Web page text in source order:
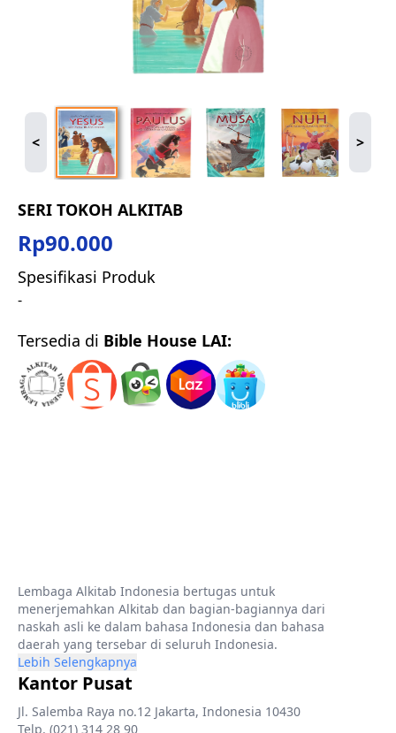
< >
SERI TOKOH ALKITAB
Rp90.000
Spesifikasi Produk
-
Tersedia di Bible House LAI:
Lembaga Alkitab Indonesia bertugas untuk
menerjemahkan Alkitab dan bagian-bagiannya dari
naskah asli ke dalam bahasa Indonesia dan bahasa
daerah yang tersebar di seluruh Indonesia.
Lebih Selengkapnya
Kantor Pusat
Jl. Salemba Raya no.12 Jakarta, Indonesia 10430
Telp. (021) 314 28 90